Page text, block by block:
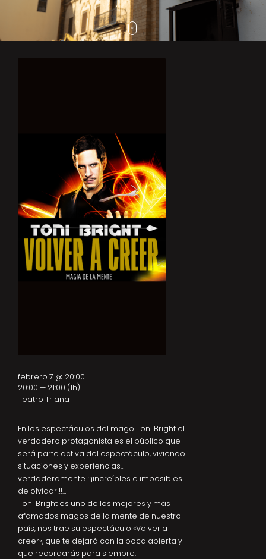
En los espectáculos del mago Toni Bright el
verdadero protagonista es el público que
será parte activa del espectáculo, viviendo
situaciones y experiencias…
verdaderamente ¡¡¡increíbles e imposibles
de olvidar!!!…
Toni Bright es uno de los mejores y más
afamados magos de la mente de nuestro
país, nos trae su espectáculo «Volver a
creer», que te dejará con la boca abierta y
que recordarás para siempre.
febrero 7 @ 20:00
20:00 — 21:00 (1h)
Teatro Triana